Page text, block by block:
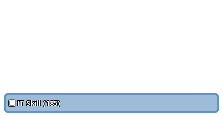
▣ IT Skill (185)